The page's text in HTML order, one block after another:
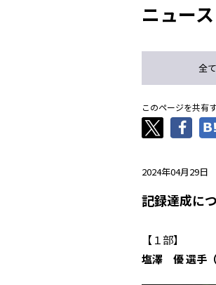
ニュース
全て
このページを共有
2024年04月29日
記録達成に
【１部】
塩澤 優 選手